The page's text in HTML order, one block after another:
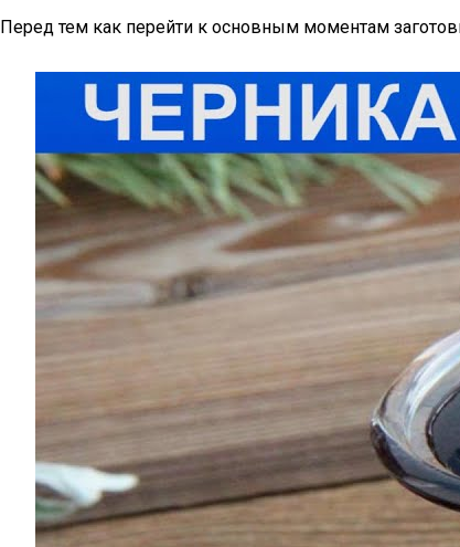
Перед тем как перейти к основным моментам